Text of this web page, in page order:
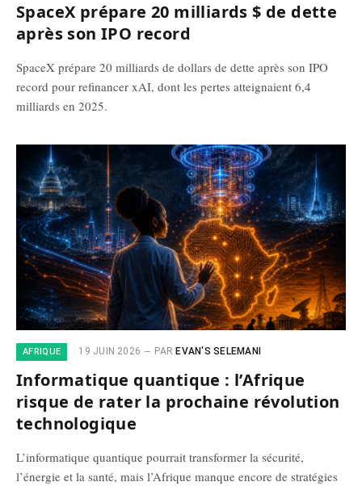
SpaceX prépare 20 milliards $ de dette
après son IPO record
SpaceX prépare 20 milliards de dollars de dette après son IPO
record pour refinancer xAI, dont les pertes atteignaient 6,4
milliards en 2025.
AFRIQUE 19 JUIN 2026 PAR EVAN'S SELEMANI
Informatique quantique : l’Afrique
risque de rater la prochaine révolution
technologique
L’informatique quantique pourrait transformer la sécurité,
l’énergie et la santé, mais l’Afrique manque encore de stratégies